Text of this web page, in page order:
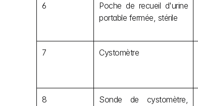
6
Poche de recueil d'urine
portable fermée, stérile
7 Cystomètre
8
Sonde de cystomètre,